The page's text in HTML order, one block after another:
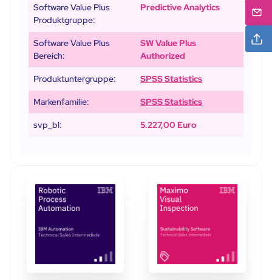
Software Value Plus
Produktgruppe:
Predictive Analytics
Software Value Plus
Bereich:
SW Value Plus
Authorized
Produktuntergruppe: SPSS Statistics
Markenfamilie: SPSS Statistics
svp_bl: 5.227,00 Euro